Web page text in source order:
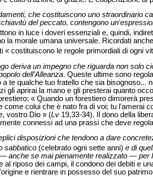
che costituiscono uno straordinario
del peccato, contengono
in luce i doveri essenziali e, quindi,
la morale umana universale. Ricordati
« costituiscono le regole primordiali di ogni
deriva un impegno che riguarda non solo
dell'Alleanza. Queste ultime sono
te qualche tuo fratello che sia bisognoso...
gli aprirai la mano e gli presterai quanto
« Quando un forestiero dimorerà
come colui che è nato fra di voi; tu l'amerai
vostro Dio » (Lv 19,33-34). Il dono della
connessi ad una prassi che deve
disposizioni che tendono a dare
sabbatico (celebrato ogni sette anni) e di
anche se mai pienamente realizzato — per
al riposo dei campi, il condono dei debiti e
e rientrare in possesso del suo